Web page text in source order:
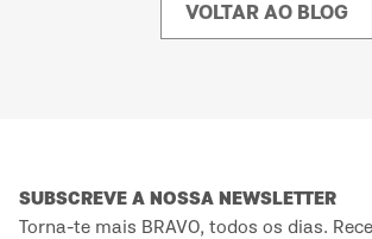
VOLTAR AO BLOG
SUBSCREVE A NOSSA NEWSLETTER
Torna-te mais BRAVO, todos os dias.